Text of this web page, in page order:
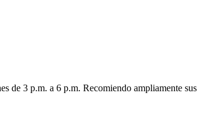
de 3 p.m. a 6 p.m. Recomiendo ampliamente